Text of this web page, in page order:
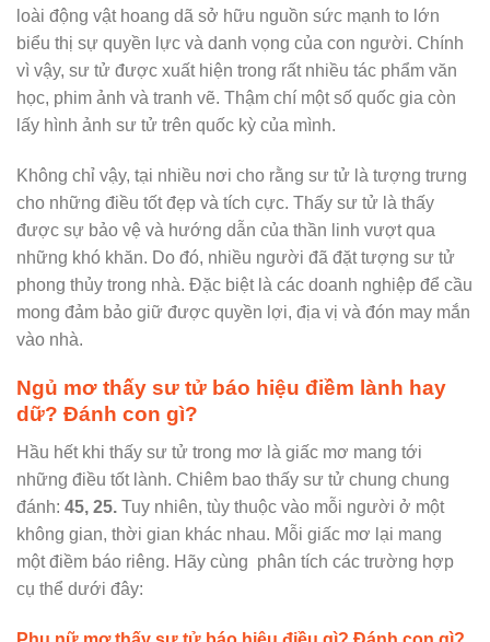
loài động vật hoang dã sở hữu nguồn sức mạnh to lớn
biểu thị sự quyền lực và danh vọng của con người. Chính
vì vậy, sư tử được xuất hiện trong rất nhiều tác phẩm văn
học, phim ảnh và tranh vẽ. Thậm chí một số quốc gia còn
lấy hình ảnh sư tử trên quốc kỳ của mình.
Không chỉ vậy, tại nhiều nơi cho rằng sư tử là tượng trưng
cho những điều tốt đẹp và tích cực. Thấy sư tử là thấy
được sự bảo vệ và hướng dẫn của thần linh vượt qua
những khó khăn. Do đó, nhiều người đã đặt tượng sư tử
phong thủy trong nhà. Đặc biệt là các doanh nghiệp để cầu
mong đảm bảo giữ được quyền lợi, địa vị và đón may mắn
vào nhà.
Ngủ mơ thấy sư tử báo hiệu điềm lành hay
dữ? Đánh con gì?
Hầu hết khi thấy sư tử trong mơ là giấc mơ mang tới
những điều tốt lành. Chiêm bao thấy sư tử chung chung
đánh: 45, 25. Tuy nhiên, tùy thuộc vào mỗi người ở một
không gian, thời gian khác nhau. Mỗi giấc mơ lại mang
một điềm báo riêng. Hãy cùng phân tích các trường hợp
cụ thể dưới đây: